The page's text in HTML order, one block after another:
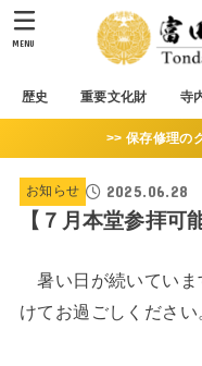
歴史 重要文化財 寺
MENU
>> 保存修理の
お知らせ 2025.06.28
【７月本堂参拝可
暑い日が続いていま
けてお過ごしください